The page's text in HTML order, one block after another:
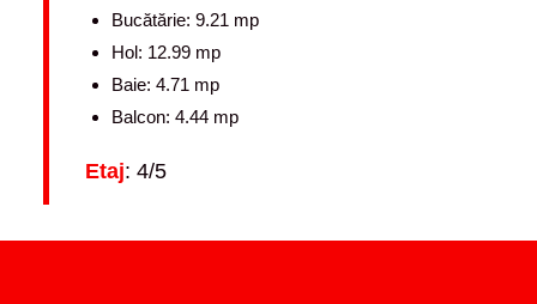
Bucătărie: 9.21 mp
Hol: 12.99 mp
Baie: 4.71 mp
Balcon: 4.44 mp
Etaj: 4/5